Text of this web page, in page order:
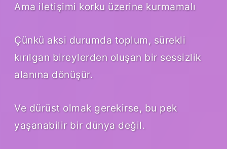
Ama iletişimi korku üzerine kurmamalı
Çünkü aksi durumda toplum, sürekli
kırılgan bireylerden oluşan bir sessizlik
alanına dönüşür.
Ve dürüst olmak gerekirse, bu pek
yaşanabilir bir dünya değil.